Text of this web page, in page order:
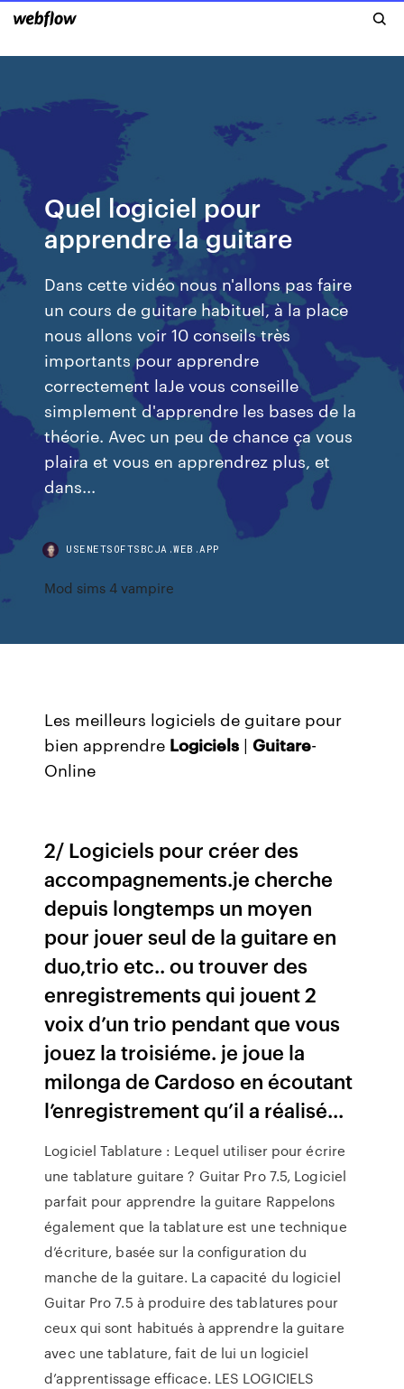
Quel logiciel pour
apprendre la guitare
Dans cette vidéo nous n'allons pas faire
un cours de guitare habituel, à la place
nous allons voir 10 conseils très
importants pour apprendre
correctement laJe vous conseille
simplement d'apprendre les bases de la
théorie. Avec un peu de chance ça vous
plaira et vous en apprendrez plus, et
dans...
USENETSOFTSBCJA.WEB.APP
Mod sims 4 vampire
Les meilleurs logiciels de guitare pour
bien apprendre Logiciels |Guitare-
Online
2/ Logiciels pour créer des
accompagnements.je cherche
depuis longtemps un moyen
pour jouer seul de la guitare en
duo,trio etc.. ou trouver des
enregistrements qui jouent 2
voix d’un trio pendant que vous
jouez la troisiéme. je joue la
milonga de Cardoso en écoutant
l’enregistrement qu’il a réalisé...
Logiciel Tablature : Lequel utiliser pour écrire
une tablature guitare ? Guitar Pro 7.5, Logiciel
parfait pour apprendre la guitare Rappelons
également que la tablature est une technique
d’écriture, basée sur la configuration du
manche de la guitare. La capacité du logiciel
Guitar Pro 7.5 à produire des tablatures pour
ceux qui sont habitués à apprendre la guitare
avec une tablature, fait de lui un logiciel
d’apprentissage efficace. LES LOGICIELS